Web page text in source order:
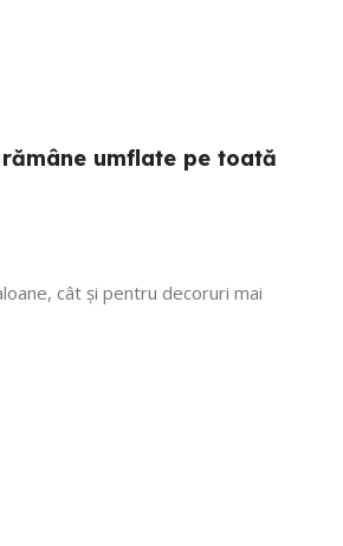
umflate pe toată
cât și pentru decoruri mai